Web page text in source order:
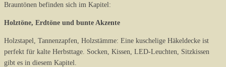
Brauntönen befinden sich im Kapitel:
Holztöne, Erdtöne und bunte Akzente
Holzstapel, Tannenzapfen, Holzstämme: Eine kuschelige Häkeldecke ist
perfekt für kalte Herbsttage. Socken, Kissen, LED-Leuchten, Sitzkissen
gibt es in diesem Kapitel.